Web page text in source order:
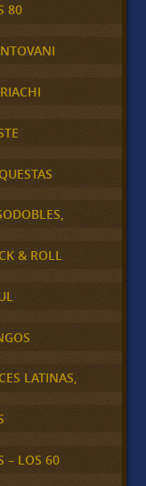
80
& ROLL
LATINAS,
– LOS 60